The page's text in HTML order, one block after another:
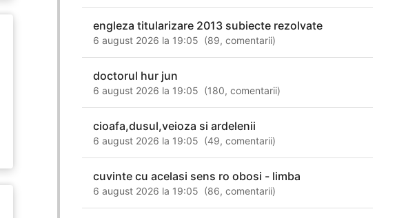
engleza titularizare 2013 subiecte rezolvate
6 august 2026 la 19:05 (89,comentarii)
doctorul hur jun
6 august 2026 la 19:05 (180,comentarii)
cioafa,dusul,veioza si ardelenii
6 august 2026 la 19:05 (49,comentarii)
cuvinte cu acelasi sens ro obosi - limba
6 august 2026 la 19:05 (86,comentarii)